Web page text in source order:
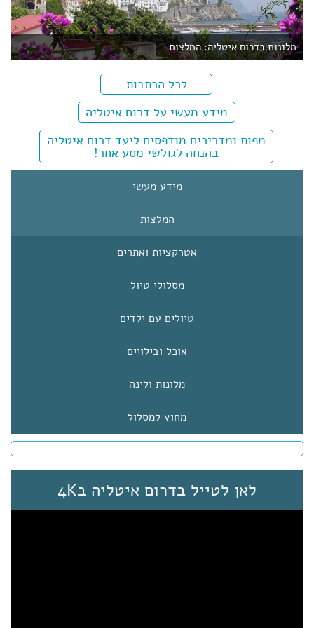
מלונות בדרום איטליה: המלצות
לכל הכתבות
מידע מעשי על דרום איטליה
מפות ומדריכים מודפסים ליעד דרום איטליה
בהנחה לגולשי מסע אחר!
מידע מעשי
המלצות
אטרקציות ואתרים
מסלולי טיול
טיולים עם ילדים
אוכל ובילויים
מלונות ולינה
מחוץ למסלול
לאן לטייל בדרום איטליה ב4K